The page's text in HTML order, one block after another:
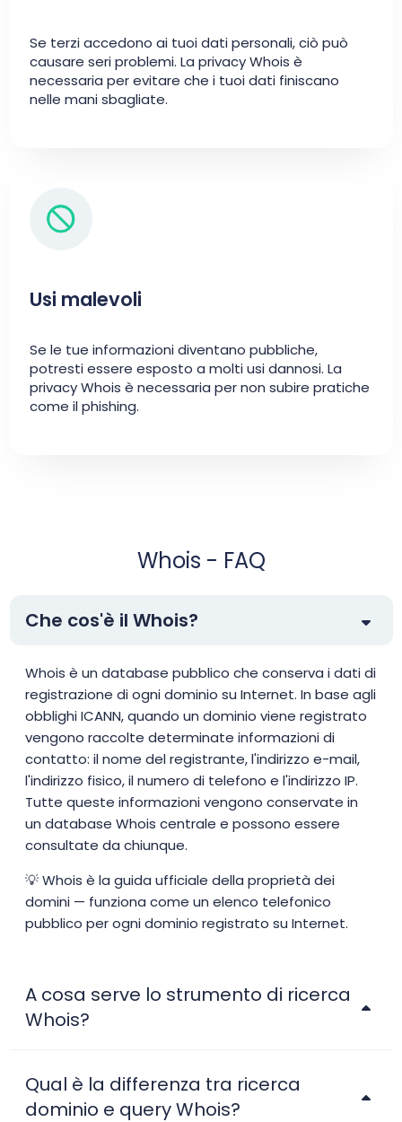
Se terzi accedono ai tuoi dati personali, ciò può
causare seri problemi. La privacy Whois è
necessaria per evitare che i tuoi dati finiscano
nelle mani sbagliate.
Usi malevoli
Se le tue informazioni diventano pubbliche,
potresti essere esposto a molti usi dannosi. La
privacy Whois è necessaria per non subire pratiche
come il phishing.
Whois - FAQ
Che cos'è il Whois?
Whois è un database pubblico che conserva i dati di
registrazione di ogni dominio su Internet. In base agli
obblighi ICANN, quando un dominio viene registrato
vengono raccolte determinate informazioni di
contatto: il nome del registrante, l'indirizzo e-mail,
l'indirizzo fisico, il numero di telefono e l'indirizzo IP.
Tutte queste informazioni vengono conservate in
un database Whois centrale e possono essere
consultate da chiunque.
💡 Whois è la guida ufficiale della proprietà dei
domini — funziona come un elenco telefonico
pubblico per ogni dominio registrato su Internet.
A cosa serve lo strumento di ricerca
Whois?
Qual è la differenza tra ricerca
dominio e query Whois?